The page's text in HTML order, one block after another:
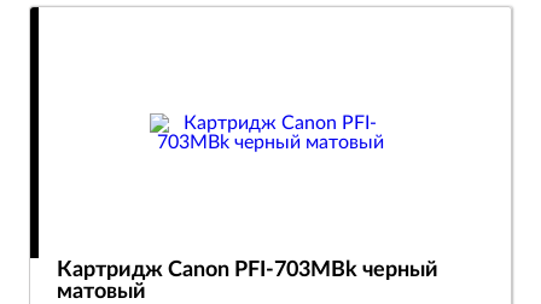
Картридж Canon PFI-703MBk черный
матовый